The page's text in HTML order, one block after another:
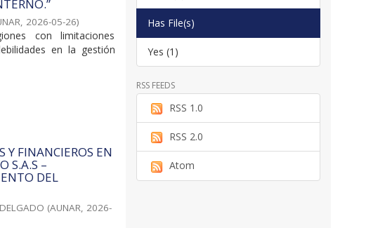
, 2026-05-26)
con limitaciones
en la gestión
FINANCIEROS EN
S.A.S –
DEL
(AUNAR, 2026-
Has File(s)
Yes (1)
RSS FEEDS
RSS 1.0
RSS 2.0
Atom